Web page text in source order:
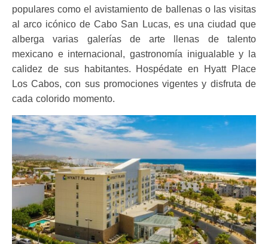
populares como el avistamiento de ballenas o las visitas
al arco icónico de Cabo San Lucas, es una ciudad que
alberga varias galerías de arte llenas de talento
mexicano e internacional, gastronomía inigualable y la
calidez de sus habitantes. Hospédate en Hyatt Place
Los Cabos, con sus promociones vigentes y disfruta de
cada colorido momento.